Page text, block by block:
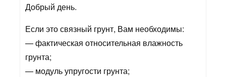
Добрый день.
Если это связный грунт, Вам необходимы:
— фактическая относительная влажность
грунта;
— модуль упругости грунта;